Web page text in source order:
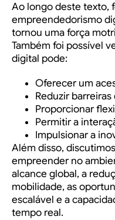
Ao longo deste texto,
empreendedorismo
tornou uma força
Também foi possível
digital pode:
Oferecer um
Reduzir
Proporcionar
Permitir a
Impulsionar a
Além disso,
empreender no
alcance global, a
mobilidade, as
escalável e a
tempo real.